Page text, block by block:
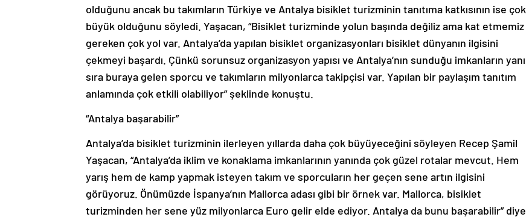
olduğunu ancak bu takımların Türkiye ve Antalya bisiklet turizminin tanıtıma katkısının ise çok
büyük olduğunu söyledi. Yaşacan, “Bisiklet turizminde yolun başında değiliz ama kat etmemiz
gereken çok yol var. Antalya’da yapılan bisiklet organizasyonları bisiklet dünyanın ilgisini
çekmeyi başardı. Çünkü sorunsuz organizasyon yapısı ve Antalya’nın sunduğu imkanların yanı
sıra buraya gelen sporcu ve takımların milyonlarca takipçisi var. Yapılan bir paylaşım tanıtım
anlamında çok etkili olabiliyor” şeklinde konuştu.
“Antalya başarabilir”
Antalya’da bisiklet turizminin ilerleyen yıllarda daha çok büyüyeceğini söyleyen Recep Şamil
Yaşacan, “Antalya’da iklim ve konaklama imkanlarının yanında çok güzel rotalar mevcut. Hem
yarış hem de kamp yapmak isteyen takım ve sporcuların her geçen sene artın ilgisini
görüyoruz. Önümüzde İspanya’nın Mallorca adası gibi bir örnek var. Mallorca, bisiklet
turizminden her sene yüz milyonlarca Euro gelir elde ediyor. Antalya da bunu başarabilir” diye